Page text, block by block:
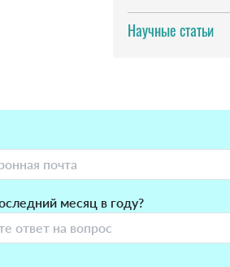
Научные статьи
месяц в году?